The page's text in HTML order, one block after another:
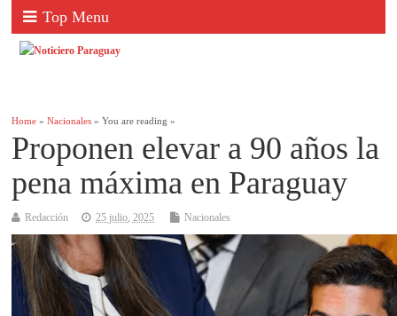
Top Menu
Home »Nacionales » You are reading »
Proponen elevar a 90 años la
pena máxima en Paraguay
Redacción 25 julio, 2025 Nacionales